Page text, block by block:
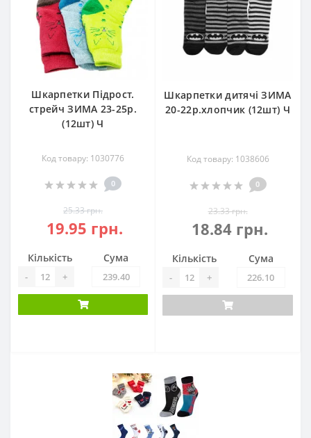
Шкарпетки Підрост.
стрейч ЗИМА 23-25р.
(12шт) Ч
Код товару: 1030776
0
25.33 грн.
19.95 грн.
Кількість
- +
Сума
Шкарпетки дитячі ЗИМА
20-22р.хлопчик (12шт) Ч
Код товару: 1038606
0
23.33 грн.
18.84 грн.
Кількість
- +
Сума